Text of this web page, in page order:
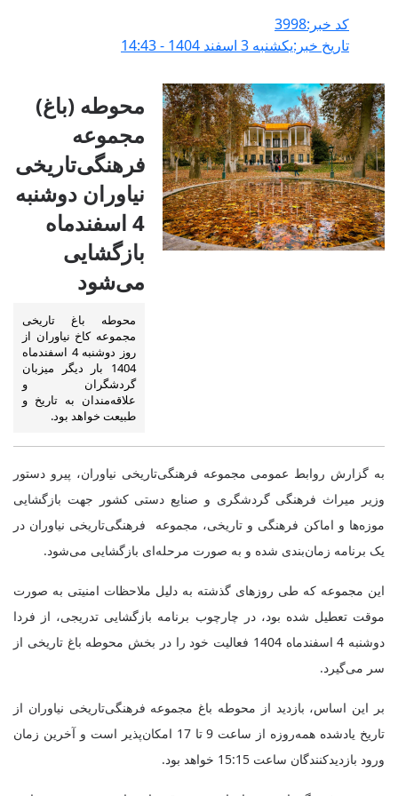
کد خبر:3998
تاریخ خبر:يکشنبه 3 اسفند 1404 - 14:43
محوطه (باغ)
مجموعه
فرهنگی‌تاریخی
نیاوران دوشنبه
4 اسفندماه
بازگشایی
می‌شود
محوطه باغ تاریخی
مجموعه کاخ نیاوران از
روز دوشنبه 4 اسفندماه
1404 بار دیگر میزبان
گردشگران و
علاقه‌مندان به تاریخ و
طبیعت خواهد بود.
به گزارش روابط عمومی مجموعه فرهنگی‌تاریخی نیاوران، پیرو دستور
وزیر میراث فرهنگی گردشگری و صنایع دستی کشور جهت بازگشایی
موزه‌ها و اماکن فرهنگی و تاریخی، مجموعه فرهنگی‌تاریخی نیاوران در
یک برنامه زمان‌بندی شده و به صورت مرحله‌ای بازگشایی می‌شود.
این مجموعه که طی روزهای گذشته به دلیل ملاحظات امنیتی به صورت
موقت تعطیل شده بود، در چارچوب برنامه بازگشایی تدریجی، از فردا
دوشنبه 4 اسفندماه 1404 فعالیت خود را در بخش محوطه باغ تاریخی از
سر می‌گیرد.
بر این اساس، بازدید از محوطه باغ مجموعه فرهنگی‌تاریخی نیاوران از
تاریخ یادشده همه‌روزه از ساعت 9 تا 17 امکان‌پذیر است و آخرین زمان
ورود بازدیدکنندگان ساعت 15:15 خواهد بود.